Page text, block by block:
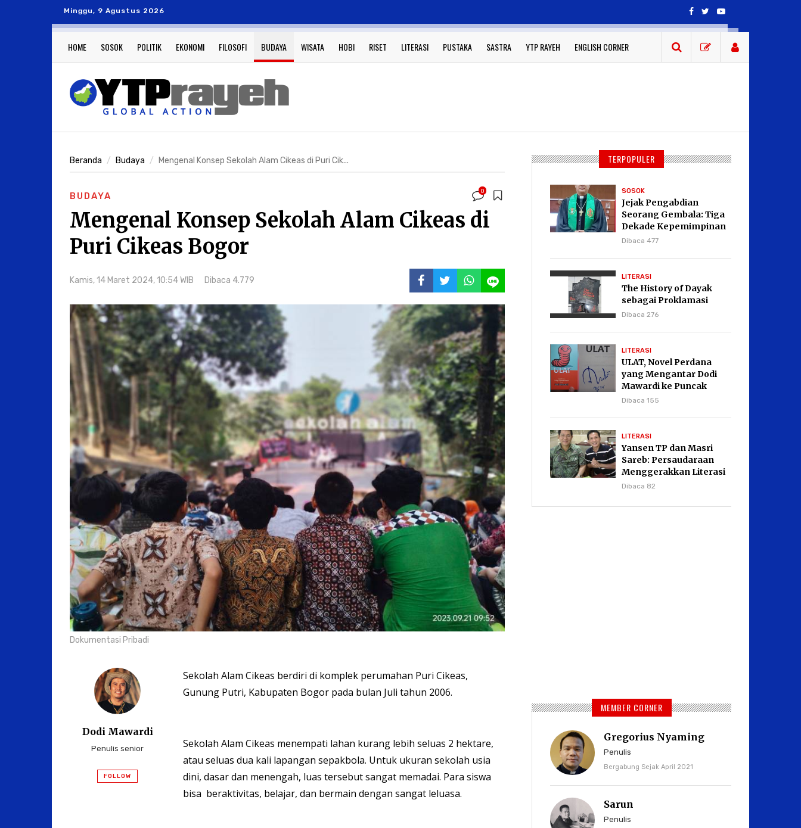
Minggu, 9 Agustus 2026
HOME SOSOK POLITIK EKONOMI FILOSOFI BUDAYA WISATA HOBI RISET LITERASI PUSTAKA SASTRA YTP RAYEH ENGLISH CORNER
Beranda Budaya Mengenal Konsep Sekolah Alam Cikeas di Puri Cik...
BUDAYA 0
Mengenal Konsep Sekolah Alam Cikeas di
Puri Cikeas Bogor
Kamis, 14 Maret 2024, 10:54 WIB Dibaca 4.779
Dokumentasi Pribadi
Dodi Mawardi
Penulis senior
FOLLOW
Sekolah Alam Cikeas berdiri di komplek perumahan Puri Cikeas,
Gunung Putri, Kabupaten Bogor pada bulan Juli tahun 2006.
Sekolah Alam Cikeas menempati lahan kurang lebih seluas 2 hektare,
atau seluas dua kali lapangan sepakbola. Untuk ukuran sekolah usia
dini, dasar dan menengah, luas tersebut sangat memadai. Para siswa
bisa beraktivitas, belajar, dan bermain dengan sangat leluasa.
TERPOPULER
SOSOK
Jejak Pengabdian
Seorang Gembala: Tiga
Dekade Kepemimpinan
Pdt. Dr. Yulius Daud di
Dibaca 477
LITERASI
The History of Dayak
sebagai Proklamasi
Dibaca 276
LITERASI
ULAT, Novel Perdana
yang Mengantar Dodi
Mawardi ke Puncak
Karier Kepenulisan
Dibaca 155
LITERASI
Yansen TP dan Masri
Sareb: Persaudaraan
Menggerakkan Literasi
Borneo
Dibaca 82
MEMBER CORNER
Gregorius Nyaming
Penulis
Bergabung Sejak April 2021
Sarun
Penulis